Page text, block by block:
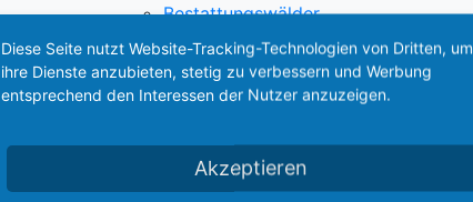
Bestattungswälder
Naturruhe
Waldfrieden
Ehrengräber
Horoskop
Einäscherungsauskunft
Diese Seite nutzt Website-Tracking-Technologien von Dritten, um
ihre Dienste anzubieten, stetig zu verbessern und Werbung
entsprechend den Interessen der Nutzer anzuzeigen.
Akzeptieren